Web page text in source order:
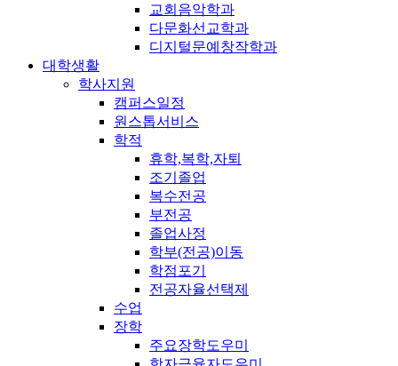
교회음악학과
다문화선교학과
디지털문예창작학과
대학생활
학사지원
캠퍼스일정
원스톱서비스
학적
휴학,복학,자퇴
조기졸업
복수전공
부전공
졸업사정
학부(전공)이동
학점포기
전공자율선택제
수업
장학
주요장학도우미